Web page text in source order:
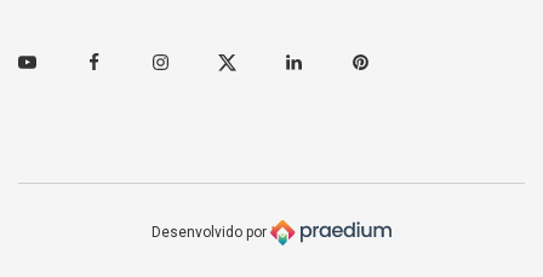
Youtube FacebookInstagramTwitter Linkedin Pinterest
Desenvolvido por